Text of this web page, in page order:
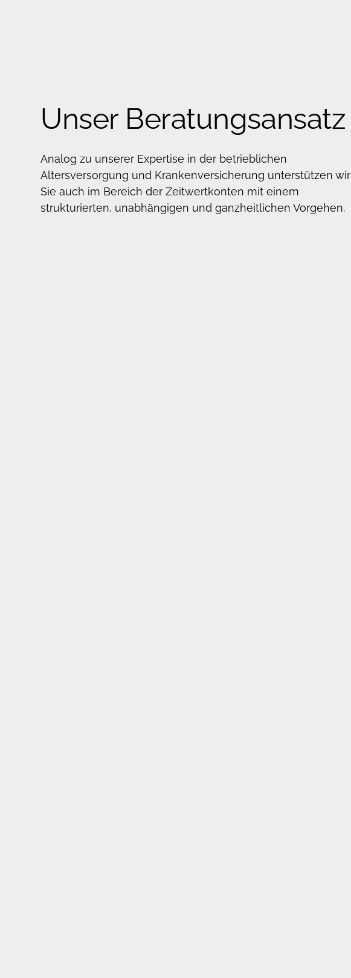
Unser Beratungsansatz
Analog zu unserer Expertise in der betrieblichen
Altersversorgung und Krankenversicherung unterstützen wir
Sie auch im Bereich der Zeitwertkonten mit einem
strukturierten, unabhängigen und ganzheitlichen Vorgehen.